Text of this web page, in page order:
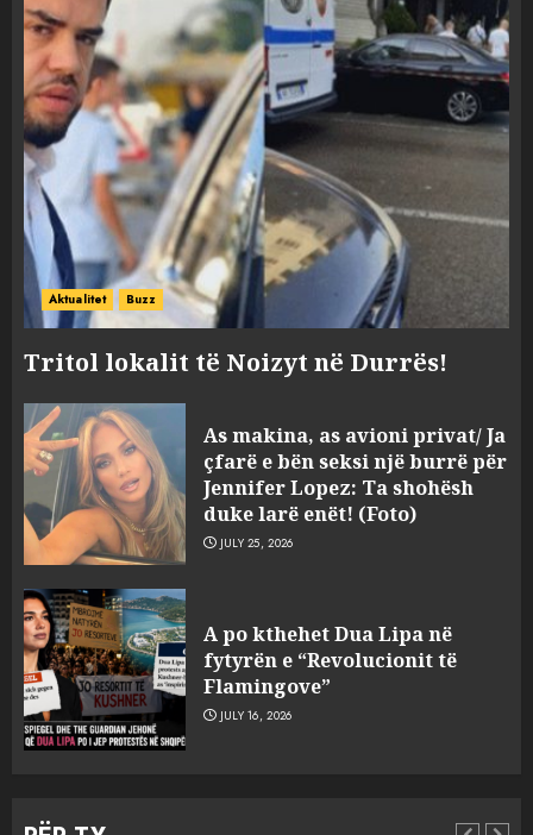
Aktualitet Buzz
Tritol lokalit të Noizyt në Durrës!
As makina, as avioni privat/ Ja
çfarë e bën seksi një burrë për
Jennifer Lopez: Ta shohësh
duke larë enët! (Foto)
JULY 25, 2026
A po kthehet Dua Lipa në
fytyrën e “Revolucionit të
Flamingove”
JULY 16, 2026
3
racist në rrjetet sociale ndaj
gazetarit grek me origjinë
shqiptare: Je mysafir këtu,
nuk duhet të flasësh!
burgosur përfundojnë në